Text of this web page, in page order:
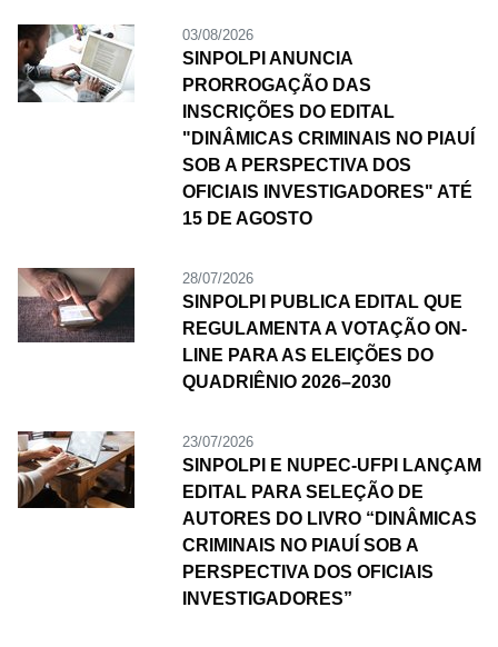
03/08/2026
SINPOLPI ANUNCIA
PRORROGAÇÃO DAS
INSCRIÇÕES DO EDITAL
"DINÂMICAS CRIMINAIS NO PIAUÍ
SOB A PERSPECTIVA DOS
OFICIAIS INVESTIGADORES" ATÉ
15 DE AGOSTO
28/07/2026
SINPOLPI PUBLICA EDITAL QUE
REGULAMENTA A VOTAÇÃO ON-
LINE PARA AS ELEIÇÕES DO
QUADRIÊNIO 2026–2030
23/07/2026
SINPOLPI E NUPEC-UFPI LANÇAM
EDITAL PARA SELEÇÃO DE
AUTORES DO LIVRO “DINÂMICAS
CRIMINAIS NO PIAUÍ SOB A
PERSPECTIVA DOS OFICIAIS
INVESTIGADORES”